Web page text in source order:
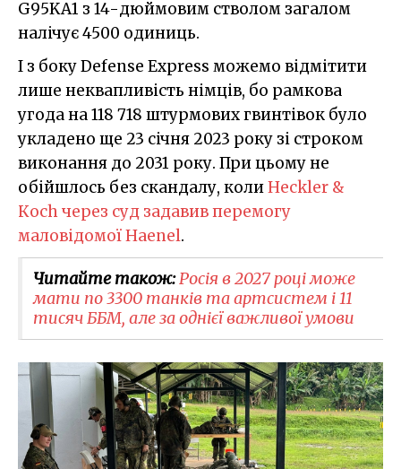
G95KA1 з 14-дюймовим стволом загалом
налічує 4500 одиниць.
І з боку Defense Express можемо відмітити
лише неквапливість німців, бо рамкова
угода на 118 718 штурмових гвинтівок було
укладено ще 23 січня 2023 року зі строком
виконання до 2031 року. При цьому не
обійшлось без скандалу, колиHeckler &
Кoch через суд задавив перемогу
маловідомої Haenel.
Читайте також:Росія в 2027 році може
мати по 3300 танків та артсистем і 11
тисяч ББМ, але за однієї важливої умови